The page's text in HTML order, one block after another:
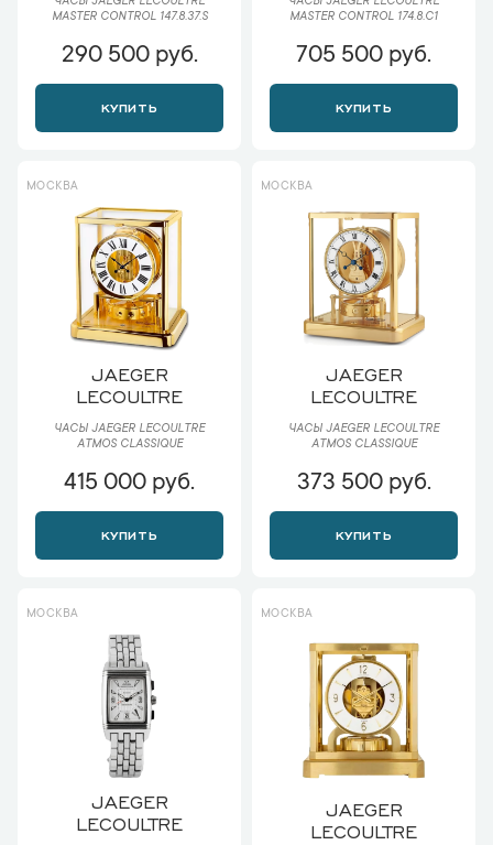
MASTER CONTROL 147.8.37.S
290 500 руб.
КУПИТЬ
MASTER CONTROL 174.8.C1
705 500 руб.
КУПИТЬ
МОСКВА
JAEGER
LECOULTRE
ЧАСЫ JAEGER LECOULTRE
ATMOS CLASSIQUE
415 000 руб.
КУПИТЬ
МОСКВА
JAEGER
LECOULTRE
ЧАСЫ JAEGER LECOULTRE
ATMOS CLASSIQUE
373 500 руб.
КУПИТЬ
МОСКВА
JAEGER
LECOULTRE
МОСКВА
JAEGER
LECOULTRE